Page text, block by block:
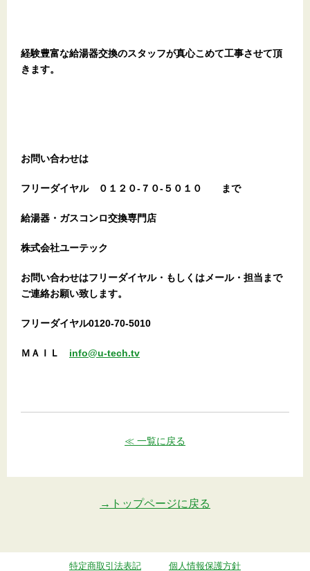
経験豊富な給湯器交換のスタッフが真心こめて工事させて頂
きます。
お問い合わせは
フリーダイヤル ０１２０-７０-５０１０ まで
給湯器・ガスコンロ交換専門店
株式会社ユーテック
お問い合わせはフリーダイヤル・もしくはメール・担当まで
ご連絡お願い致します。
フリーダイヤル0120-70-5010
ＭＡＩＬ info@u-tech.tv
≪ 一覧に戻る
→トップページに戻る
特定商取引法表記 個人情報保護方針